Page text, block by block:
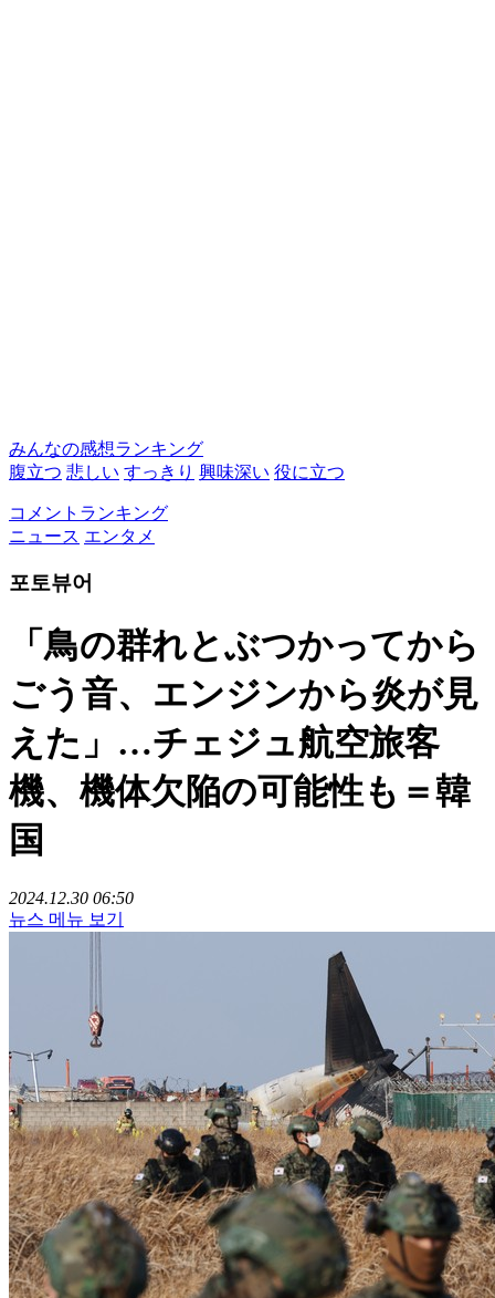
みんなの感想ランキング
腹立つ 悲しい すっきり 興味深い 役に立つ
コメントランキング
ニュース エンタメ
포토뷰어
「鳥の群れとぶつかってから
ごう音、エンジンから炎が見
えた」…チェジュ航空旅客
機、機体欠陥の可能性も＝韓
国
2024.12.30 06:50
뉴스 메뉴 보기